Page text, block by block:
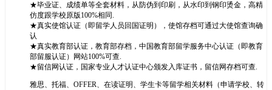
★毕业证、成绩单等全套材料，从防伪到印刷，从水印到钢印烫金，高精
仿度跟学校原版100%相同.
★真实使馆认证（即留学人员回国证明），使馆存档可通过大使馆查询确
认
★真实教育部认证，教育部存档，中国教育部留学服务中心认证（即教育
部留服认证）网站100%可查.
★留信网认证，国家专业人才认证中心颁发入库证书，留信网存档可查.
雅思、托福、OFFER、在读证明、学生卡等留学相关材料（申请学校、转